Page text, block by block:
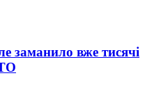
заманило вже тисячі